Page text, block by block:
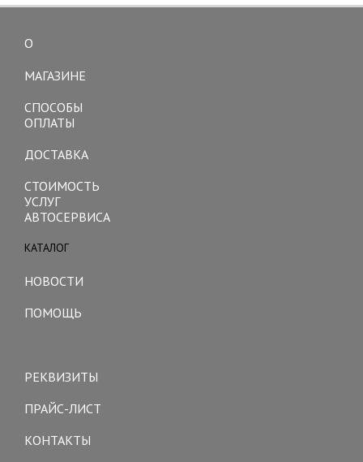
О
МАГАЗИНЕ
СПОСОБЫ
ОПЛАТЫ
ДОСТАВКА
СТОИМОСТЬ
УСЛУГ
АВТОСЕРВИСА
КАТАЛОГ
НОВОСТИ
ПОМОЩЬ
РЕКВИЗИТЫ
ПРАЙС-ЛИСТ
КОНТАКТЫ